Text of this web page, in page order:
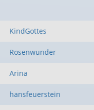
KindGottes
Rosenwunder
Arina
hansfeuerstein